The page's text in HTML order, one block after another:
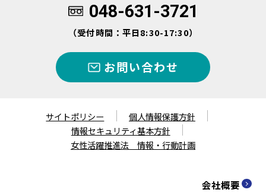
048-631-3721
（受付時間：平日8:30-17:30）
お問い合わせ
サイトポリシー
個人情報保護方針
情報セキュリティ基本方針
女性活躍推進法 情報・行動計画
会社概要